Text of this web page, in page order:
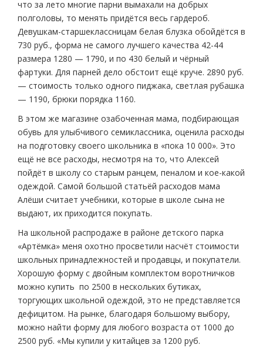
что за лето многие парни вымахали на добрых
полголовы, то менять придётся весь гардероб.
Девушкам-старшеклассницам белая блузка обойдётся в
730 руб., форма не самого лучшего качества 42-44
размера 1280 — 1790, и по 430 белый и чёрный
фартуки. Для парней дело обстоит ещё круче. 2890 руб.
— стоимость только одного пиджака, светлая рубашка
— 1190, брюки порядка 1160.
В этом же магазине озабоченная мама, подбирающая
обувь для улыбчивого семиклассника, оценила расходы
на подготовку своего школьника в «пока 10 000». Это
ещё не все расходы, несмотря на то, что Алексей
пойдёт в школу со старым ранцем, пеналом и кое-какой
одеждой. Самой большой статьёй расходов мама
Алёши считает учебники, которые в школе сына не
выдают, их приходится покупать.
На школьной распродаже в районе детского парка
«Артёмка» меня охотно просветили насчёт стоимости
школьных принадлежностей и продавцы, и покупатели.
Хорошую форму с двойным комплектом воротничков
можно купить по 2500 в нескольких бутиках,
торгующих школьной одеждой, это не представляется
дефицитом. На рынке, благодаря большому выбору,
можно найти форму для любого возраста от 1000 до
2500 руб. «Мы купили у китайцев за 1200 руб.